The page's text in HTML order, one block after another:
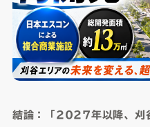
結論：「2027年以降、刈